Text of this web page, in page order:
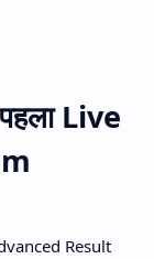
Live
Result